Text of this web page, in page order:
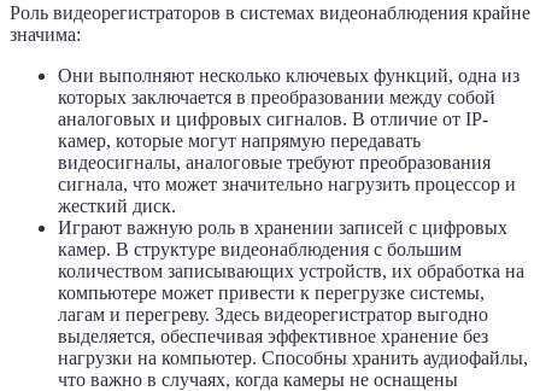
Роль видеорегистраторов в системах видеонаблюдения крайне
значима:
Они выполняют несколько ключевых функций, одна из
которых заключается в преобразовании между собой
аналоговых и цифровых сигналов. В отличие от IP-
камер, которые могут напрямую передавать
видеосигналы, аналоговые требуют преобразования
сигнала, что может значительно нагрузить процессор и
жесткий диск.
Играют важную роль в хранении записей с цифровых
камер. В структуре видеонаблюдения с большим
количеством записывающих устройств, их обработка на
компьютере может привести к перегрузке системы,
лагам и перегреву. Здесь видеорегистратор выгодно
выделяется, обеспечивая эффективное хранение без
нагрузки на компьютер. Способны хранить аудиофайлы,
что важно в случаях, когда камеры не оснащены